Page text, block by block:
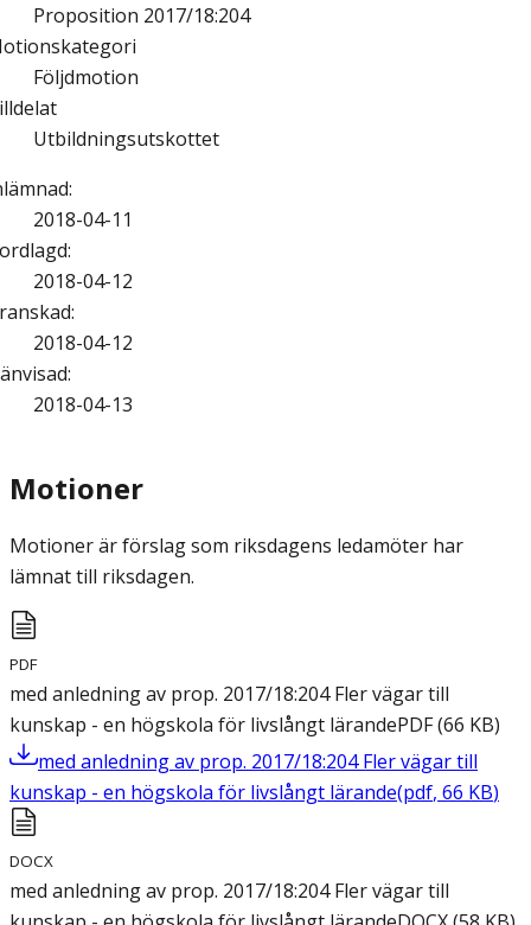
Proposition 2017/18:204
Följdmotion
Utbildningsutskottet
:
2018-04-11
:
2018-04-12
:
2018-04-12
:
2018-04-13
Motioner
Motioner är förslag som riksdagens ledamöter har
lämnat till riksdagen.
PDF
med anledning av prop. 2017/18:204 Fler vägar till
kunskap - en högskola för livslångt lärandePDF(66 KB)
med anledning av prop. 2017/18:204 Fler vägar till
kunskap - en högskola för livslångt lärande(pdf, 66 KB)
DOCX
med anledning av prop. 2017/18:204 Fler vägar till